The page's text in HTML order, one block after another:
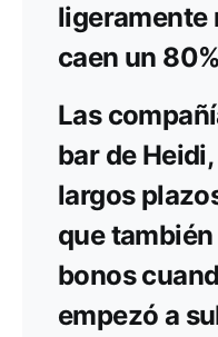
ligeramente
caen un
Las
bar de
largos
que
bonos
empezó a